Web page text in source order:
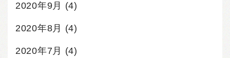
2020年9月 (4)
2020年8月 (4)
2020年7月 (4)